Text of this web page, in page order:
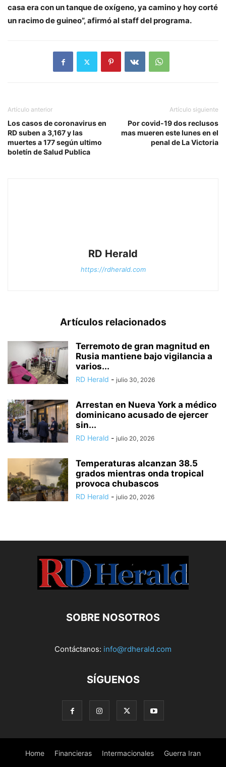
casa era con un tanque de oxígeno, ya camino y hoy corté
un racimo de guineo”, afirmó al staff del programa.
Artículo anterior
Los casos de coronavirus en
RD suben a 3,167 y las
muertes a 177 según ultimo
boletín de Salud Publica
Artículo siguiente
Por covid-19 dos reclusos
mas mueren este lunes en el
penal de La Victoria
RD Herald
https://rdherald.com
Artículos relacionados
Terremoto de gran magnitud en
Rusia mantiene bajo vigilancia a
varios...
RD Herald - julio 30, 2026
Arrestan en Nueva York a médico
dominicano acusado de ejercer
sin...
RD Herald - julio 20, 2026
Temperaturas alcanzan 38.5
grados mientras onda tropical
provoca chubascos
RD Herald - julio 20, 2026
SOBRE NOSOTROS
Contáctanos: info@rdherald.com
SÍGUENOS
Home Financieras Intermacionales Guerra Iran